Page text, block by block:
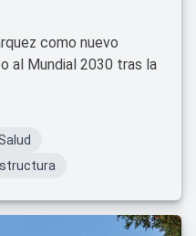
como nuevo
al Mundial 2030 tras la
Salud